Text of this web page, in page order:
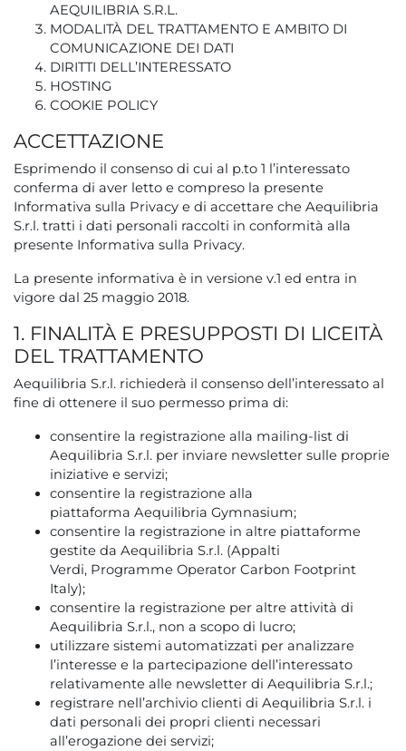
AEQUILIBRIA S.R.L.
MODALITÀ DEL TRATTAMENTO E AMBITO DI
COMUNICAZIONE DEI DATI
DIRITTI DELL’INTERESSATO
HOSTING
COOKIE POLICY
ACCETTAZIONE
Esprimendo il consenso di cui al p.to 1 l’interessato
conferma di aver letto e compreso la presente
Informativa sulla Privacy e di accettare che Aequilibria
S.r.l. tratti i dati personali raccolti in conformità alla
presente Informativa sulla Privacy.
La presente informativa è in versione v.1 ed entra in
vigore dal 25 maggio 2018.
1. FINALITÀ E PRESUPPOSTI DI LICEITÀ
DEL TRATTAMENTO
Aequilibria S.r.l. richiederà il consenso dell’interessato al
fine di ottenere il suo permesso prima di:
consentire la registrazione alla mailing-list di
Aequilibria S.r.l. per inviare newsletter sulle proprie
iniziative e servizi;
consentire la registrazione alla
piattaforma Aequilibria Gymnasium;
consentire la registrazione in altre piattaforme
gestite da Aequilibria S.r.l. (Appalti
Verdi, Programme Operator Carbon Footprint
Italy);
consentire la registrazione per altre attività di
Aequilibria S.r.l., non a scopo di lucro;
utilizzare sistemi automatizzati per analizzare
l’interesse e la partecipazione dell’interessato
relativamente alle newsletter di Aequilibria S.r.l.;
registrare nell’archivio clienti di Aequilibria S.r.l. i
dati personali dei propri clienti necessari
all’erogazione dei servizi;